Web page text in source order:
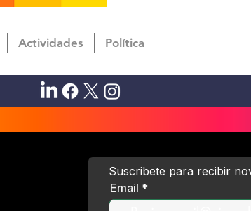
Actividades Política
Suscribete para recibir
Email